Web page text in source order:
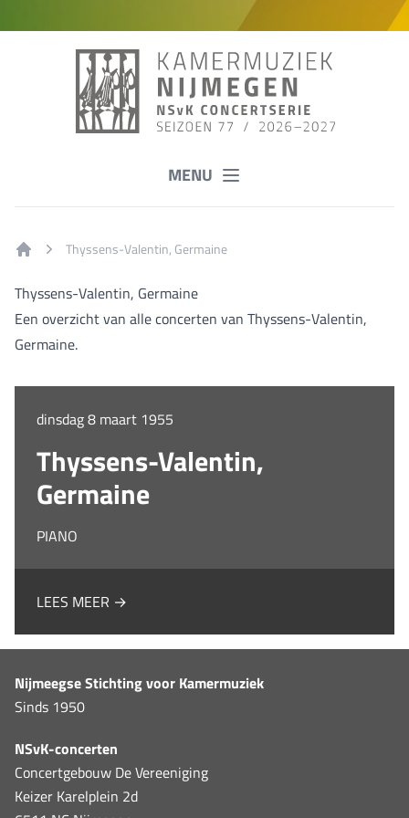
MENU
Thyssens-Valentin, Germaine
Thyssens-Valentin, Germaine
Een overzicht van alle concerten van Thyssens-Valentin,
Germaine.
dinsdag 8 maart 1955
Thyssens-Valentin,
Germaine
PIANO
LEES MEER →
Nijmeegse Stichting voor Kamermuziek
Sinds 1950
NSvK-concerten
Concertgebouw De Vereeniging
Keizer Karelplein 2d